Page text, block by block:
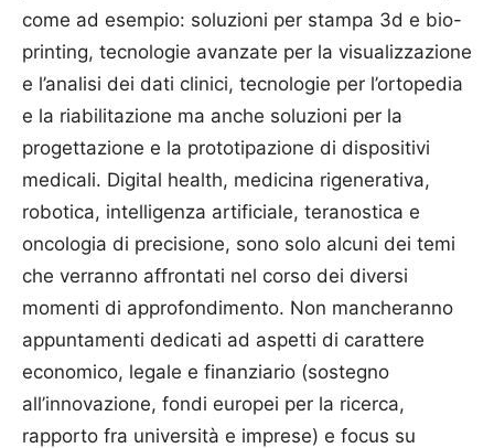
come ad esempio: soluzioni per stampa 3d e bio-
printing, tecnologie avanzate per la visualizzazione
e l’analisi dei dati clinici, tecnologie per l’ortopedia
e la riabilitazione ma anche soluzioni per la
progettazione e la prototipazione di dispositivi
medicali. Digital health, medicina rigenerativa,
robotica, intelligenza artificiale, teranostica e
oncologia di precisione, sono solo alcuni dei temi
che verranno affrontati nel corso dei diversi
momenti di approfondimento. Non mancheranno
appuntamenti dedicati ad aspetti di carattere
economico, legale e finanziario (sostegno
all’innovazione, fondi europei per la ricerca,
rapporto fra università e imprese) e focus su